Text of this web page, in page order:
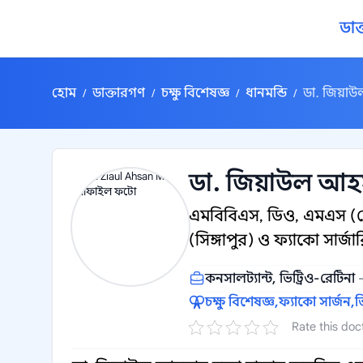
হোম / ডাক্তারগণ / চক্ষু বিশেষজ্ঞ / ধানমন্ডি / ডা.
ডা. জিয়াউল
এমবিবিএস, ডিও, এমএস
(সিঙ্গাপুর) ও ফ্যাকো
কনসালট্যান্ট, ভিট্রিও-রেটিনা
চক্ষু বিশেষজ্ঞ,ফ্যাকো সার্জন,
Rate this